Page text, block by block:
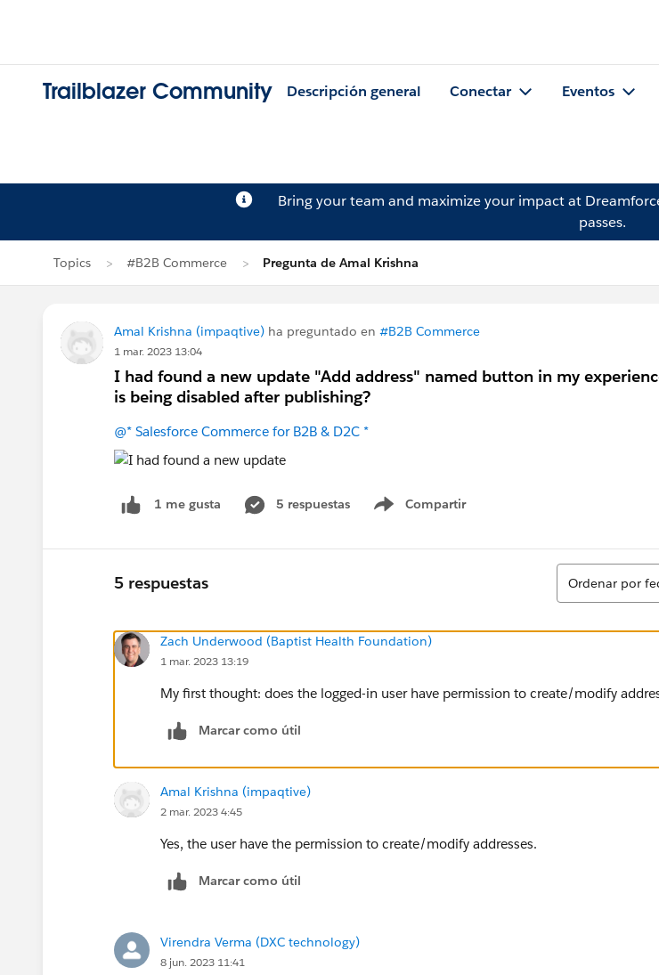
Trailblazer Community Descripción general Conectar Eventos
Bring your team and maximize your impact at
passes.
Topics #B2B Commerce Pregunta de Amal Krishna
Amal Krishna (impaqtive) ha preguntado en #B2B Commerce
1 mar. 2023 13:04
I had found a new update "Add address" named button in my
is being disabled after publishing?
@* Salesforce Commerce for B2B & D2C *
1 me gusta 5 respuestas Compartir
Show menu
5 respuestas
Ordenar
Ordenar por
Zach Underwood (Baptist Health Foundation)
1 mar. 2023 13:19
My first thought: does the logged-in user have permission to create/modify
Marcar como útil
Amal Krishna (impaqtive)
2 mar. 2023 4:45
Yes, the user have the permission to create/modify addresses.
Marcar como útil
Virendra Verma (DXC technology)
8 jun. 2023 11:41